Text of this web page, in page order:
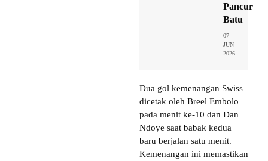
Pancur
Batu
07
JUN
2026
Dua gol kemenangan Swiss
dicetak oleh Breel Embolo
pada menit ke-10 dan Dan
Ndoye saat babak kedua
baru berjalan satu menit.
Kemenangan ini memastikan